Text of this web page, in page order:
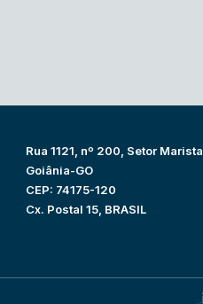
Rua 1121, nº 200, Setor Marista
Goiânia-GO
CEP: 74175-120
Cx. Postal 15, BRASIL